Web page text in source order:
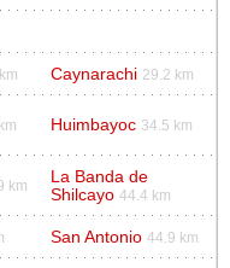
Caynarachi 29.2 km
Huimbayoc 34.5 km
km
La Banda de
Shilcayo 44.4 km
San Antonio 44.9 km